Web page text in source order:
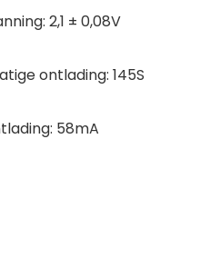
2,1 ± 0,08V
ontlading: 145S
58mA